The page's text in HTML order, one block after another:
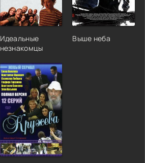
Идеальные
незнакомцы
Выше неба